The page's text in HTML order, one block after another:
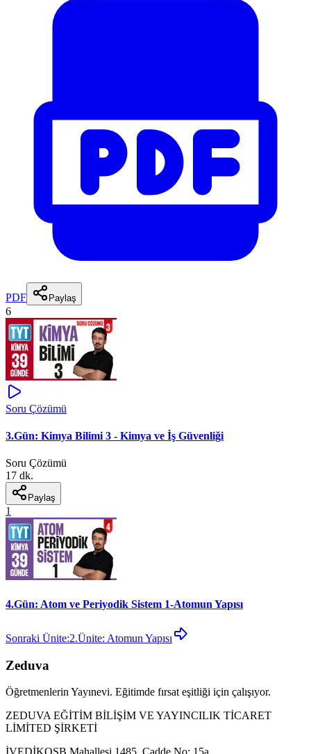
PDF Paylaş
6
Soru Çözümü
3.Gün: Kimya Bilimi 3 - Kimya ve İş Güvenliği
Soru Çözümü
17 dk.
Paylaş
1
4.Gün: Atom ve Periyodik Sistem 1-Atomun Yapısı
Sonraki Ünite:2.Ünite: Atomun Yapısı
Zeduva
Öğretmenlerin Yayınevi. Eğitimde fırsat eşitliği için çalışıyor.
ZEDUVA EĞİTİM BİLİŞİM VE YAYINCILIK TİCARET
LİMİTED ŞİRKETİ